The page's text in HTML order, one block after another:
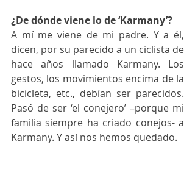
¿De dónde viene lo de ‘Karmany’?
A mí me viene de mi padre. Y a él,
dicen, por su parecido a un ciclista de
hace años llamado Karmany. Los
gestos, los movimientos encima de la
bicicleta, etc., debían ser parecidos.
Pasó de ser ‘el conejero’ –porque mi
familia siempre ha criado conejos- a
Karmany. Y así nos hemos quedado.